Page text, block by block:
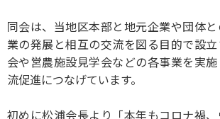
同会は、当地区本部と地元企業や団体
業の発展と相互の交流を図る目的で設
会や営農施設見学会などの各事業を実
流促進につなげています。
初めに松浦会長より「本年もコロナ禍